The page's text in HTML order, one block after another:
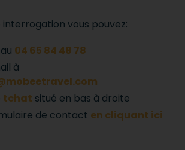
interrogation vous pouvez:
04 65 84 48 78
à
tchat situé en bas à droite
de contact en cliquant ici